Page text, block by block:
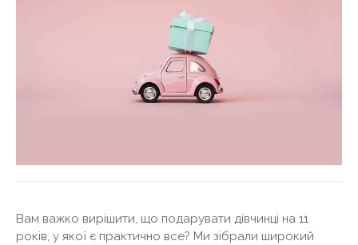
Вам важко вирішити, що подарувати дівчинці на 11
років, у якої є практично все? Ми зібрали широкий